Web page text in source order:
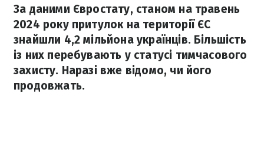
За даними Євростату, станом на травень
2024 року притулок на території ЄС
знайшли 4,2 мільйона українців. Більшість
із них перебувають у статусі тимчасового
захисту. Наразі вже відомо, чи його
продовжать.